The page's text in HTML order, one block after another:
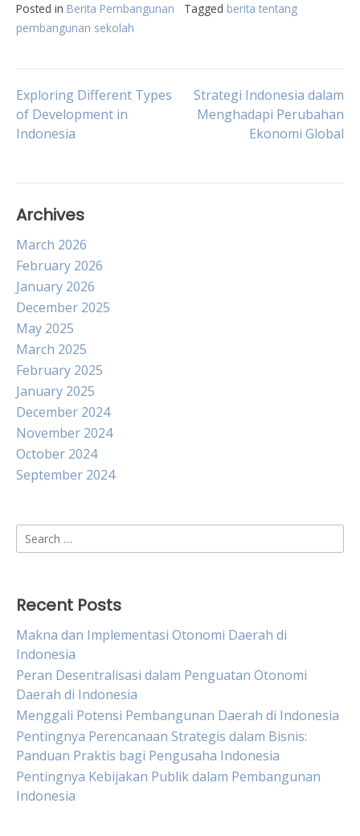
Posted in Berita Pembangunan Tagged berita tentang
pembangunan sekolah
Post
navigation
Exploring Different Types
of Development in
Indonesia
Strategi Indonesia dalam
Menghadapi Perubahan
Ekonomi Global
Archives
March 2026
February 2026
January 2026
December 2025
May 2025
March 2025
February 2025
January 2025
December 2024
November 2024
October 2024
September 2024
Search
for:
Recent Posts
Makna dan Implementasi Otonomi Daerah di
Indonesia
Peran Desentralisasi dalam Penguatan Otonomi
Daerah di Indonesia
Menggali Potensi Pembangunan Daerah di Indonesia
Pentingnya Perencanaan Strategis dalam Bisnis:
Panduan Praktis bagi Pengusaha Indonesia
Pentingnya Kebijakan Publik dalam Pembangunan
Indonesia